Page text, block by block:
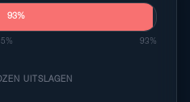
93%
5% 93%
UITSLAGEN